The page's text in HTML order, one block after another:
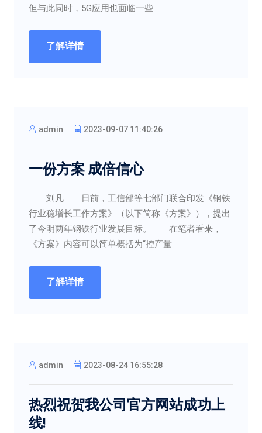
但与此同时，5G应用也面临一些
了解详情
admin 2023-09-07 11:40:26
一份方案 成倍信心
刘凡 日前，工信部等七部门联合印发《钢铁
行业稳增长工作方案》（以下简称《方案》），提出
了今明两年钢铁行业发展目标。 在笔者看来，
《方案》内容可以简单概括为“控产量
了解详情
admin 2023-08-24 16:55:28
热烈祝贺我公司官方网站成功上
线!